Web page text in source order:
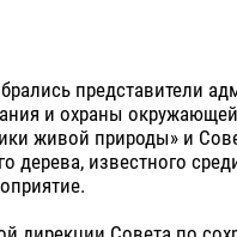
представители
и охраны
живой природы» и
дерева, известного